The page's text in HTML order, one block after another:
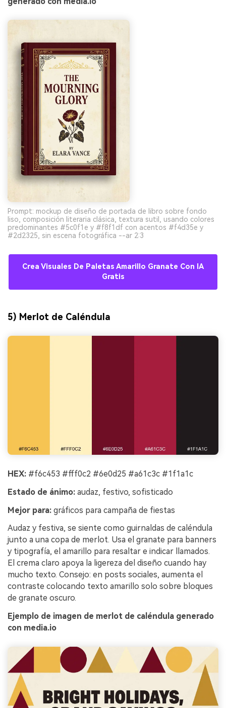
Prompt: mockup de diseño de portada de libro sobre fondo
liso, composición literaria clásica, textura sutil, usando colores
predominantes #5c0f1e y #f8f1df con acentos #f4d35e y
#2d2325, sin escena fotográfica --ar 2:3
Crea Visuales De Paletas Amarillo Granate Con IA
Gratis
5) Merlot de Caléndula
HEX: #f6c453 #fff0c2 #6e0d25 #a61c3c #1f1a1c
Estado de ánimo: audaz, festivo, sofisticado
Mejor para: gráficos para campaña de fiestas
Audaz y festiva, se siente como guirnaldas de caléndula
junto a una copa de merlot. Usa el granate para banners
y tipografía, el amarillo para resaltar e indicar llamados.
El crema claro apoya la ligereza del diseño cuando hay
mucho texto. Consejo: en posts sociales, aumenta el
contraste colocando texto amarillo solo sobre bloques
de granate oscuro.
Ejemplo de imagen de merlot de caléndula generado
con media.io